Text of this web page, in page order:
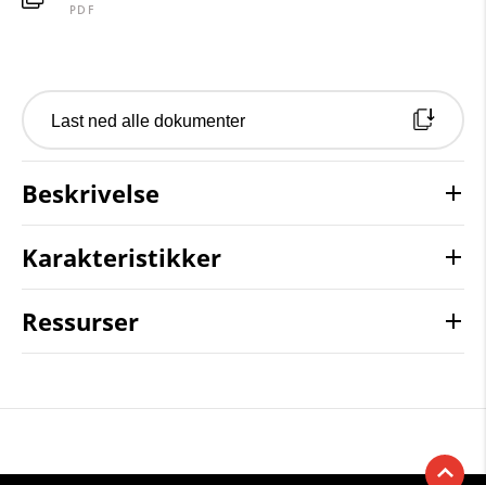
PDF
Last ned alle dokumenter
Beskrivelse
Karakteristikker
Ressurser